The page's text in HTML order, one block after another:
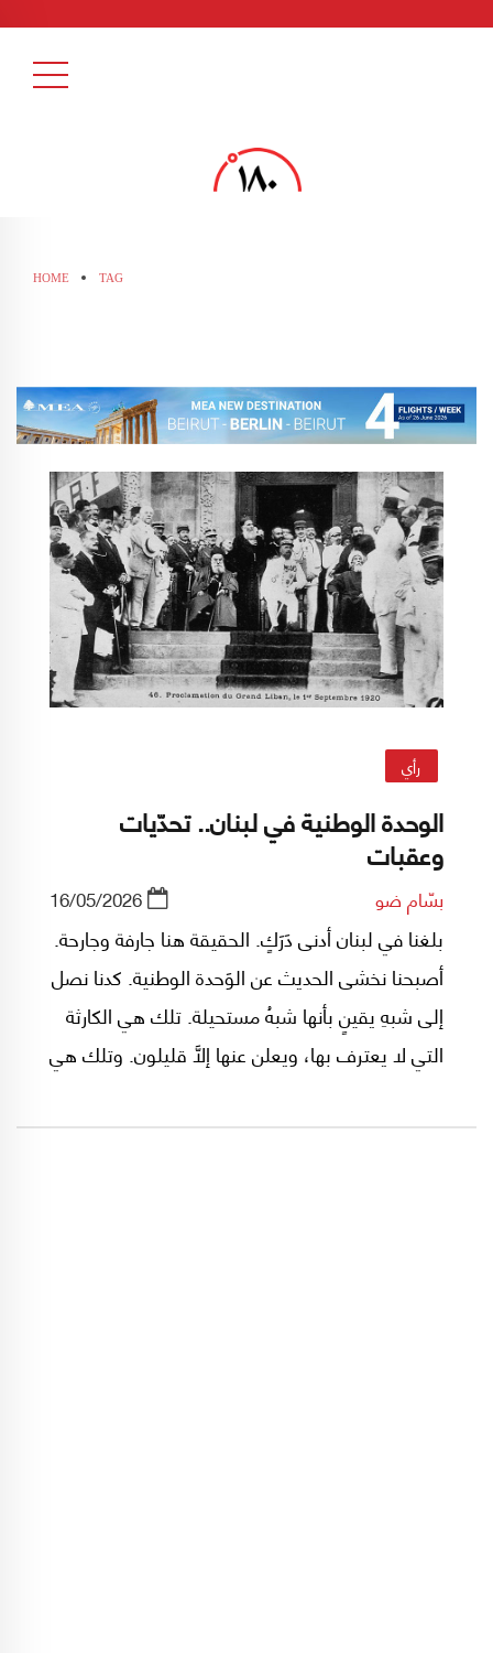
HOME TAG
رأي
الوحدة الوطنية في لبنان.. تحدّيات
وعقبات
بسّام ضو 16/05/2026
بلغنا في لبنان أدنى دَرَكٍ. الحقيقة هنا جارفة وجارحة.
أصبحنا نخشى الحديث عن الوَحدة الوطنية. كدنا نصل
إلى شبهِ يقينٍ بأنها شبهُ مستحيلة. تلك هي الكارثة
التي لا يعترف بها، ويعلن عنها إلَّا قليلون. وتلك هي
عبارة جوفاء، وقالبٍ لفظيٍّ مَيْتٍ، وشعار اِستلابيٍّ